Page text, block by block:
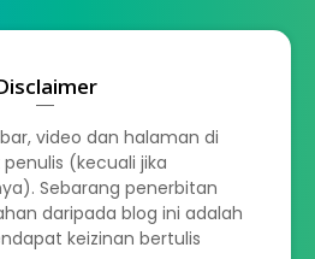
video dan halaman di
(kecuali jika
Sebarang penerbitan
daripada blog ini adalah
keizinan bertulis